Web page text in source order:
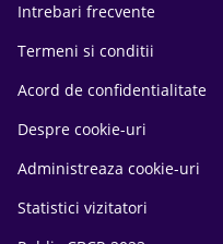
Intrebari frecvente
Termeni si conditii
Acord de confidentialitate
Despre cookie-uri
Administreaza cookie-uri
Statistici vizitatori